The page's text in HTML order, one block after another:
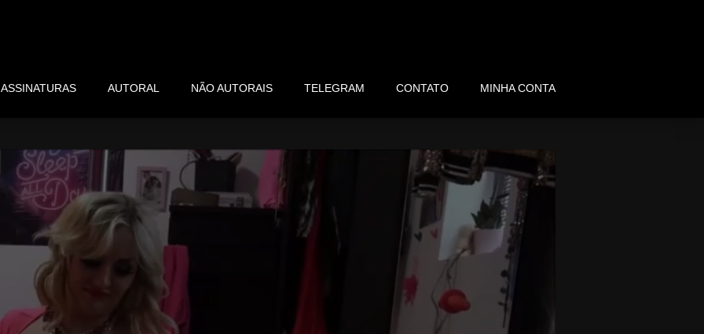
ASSINATURAS AUTORAL NÃO AUTORAIS TELEGRAM CONTATO MINHA CONTA